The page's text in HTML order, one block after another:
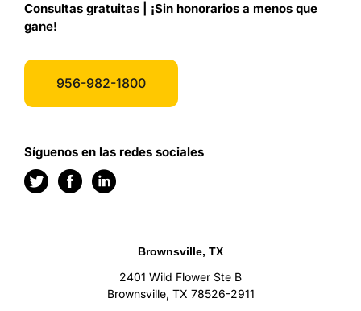
Consultas gratuitas | ¡Sin honorarios a menos que
gane!
956-982-1800
Síguenos en las redes sociales
Brownsville, TX
2401 Wild Flower Ste B
Brownsville, TX 78526-2911